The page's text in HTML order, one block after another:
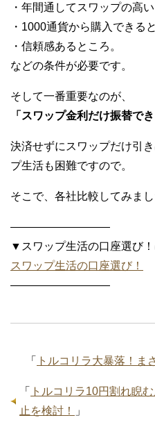
・年間通してスワップの高い
・1000通貨から購入できる
・信頼感あるところ。
などの条件が必要です。
そして一番重要なのが、
「スワップ金利だけ振替でき
決済せずにスワップだけ引
プ生活も困難ですので。
そこで、各社比較してみまし
—————————
▼スワップ生活の口座選び
スワップ生活の口座選び！
—————————
「 トルコリラ大暴落！ま
「
トルコリラ10円割れ睨
止を検討！
」